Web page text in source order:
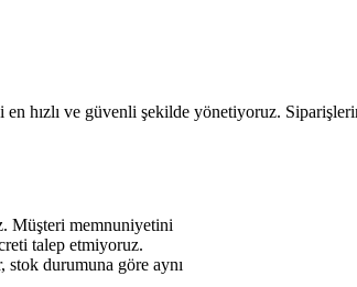
hızlı ve güvenli şekilde yönetiyoruz.
Müşteri memnuniyetini
talep etmiyoruz.
stok durumuna göre aynı